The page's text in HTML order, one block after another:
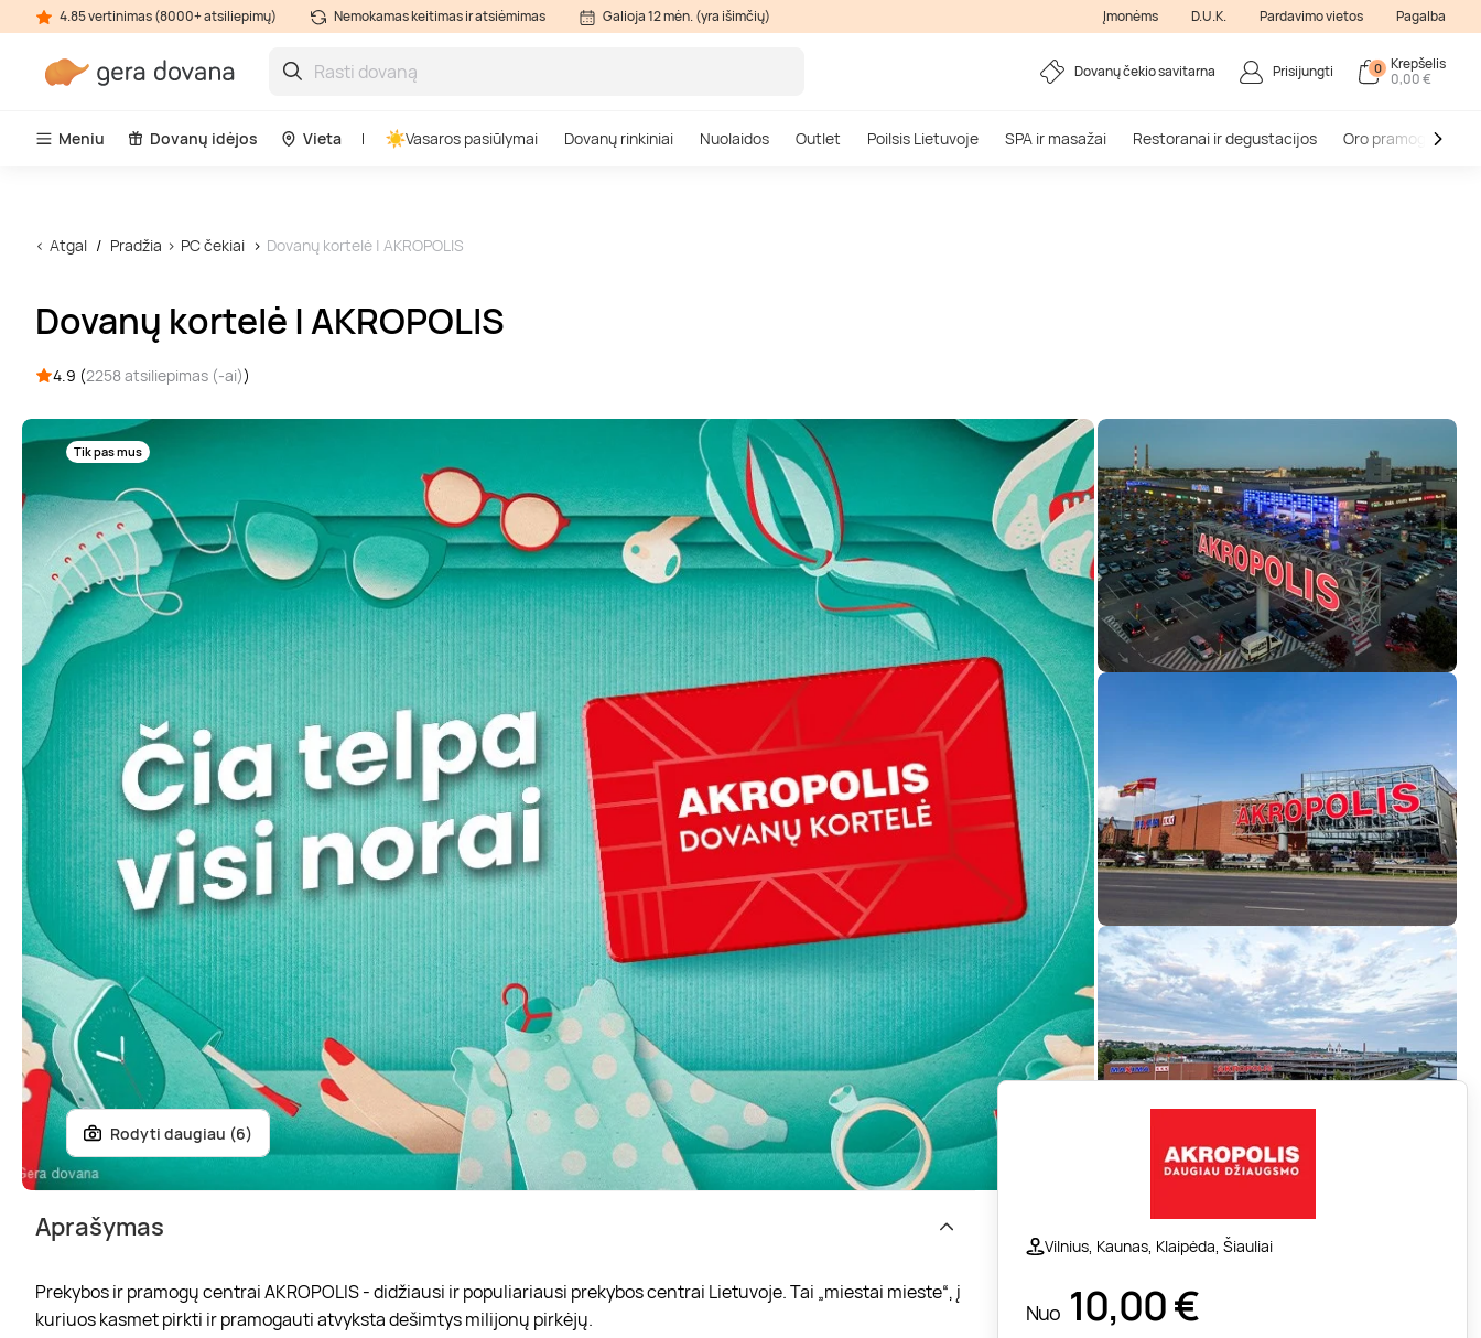
4.85 vertinimas (8000+ atsiliepimų) Nemokamas keitimas ir atsiėmimas Galioja 12 mėn. (yra išimčių) Įmonėms D.U.K. Pardavimo vietos Pagalba
Dovanų čekio savitarna Prisijungti 0 Krepšelis
0,00 €
Meniu Dovanų idėjos Vieta Vasaros pasiūlymai Dovanų rinkiniai Nuolaidos Outlet Poilsis Lietuvoje SPA ir masažai Restoranai ir degustacijos Oro pramogos
Atgal Pradžia PC čekiai Dovanų kortelė | AKROPOLIS
Dovanų kortelė | AKROPOLIS
4.9 (2258 atsiliepimas (-ai))
Tik pas mus
Rodyti daugiau (6)
Vilnius, Kaunas, Klaipėda, Šiauliai
Nuo 10,00€
Aprašymas
Prekybos ir pramogų centrai AKROPOLIS - didžiausi ir populiariausi prekybos centrai Lietuvoje. Tai „miestai mieste“, į
kuriuos kasmet pirkti ir pramogauti atvyksta dešimtys milijonų pirkėjų.